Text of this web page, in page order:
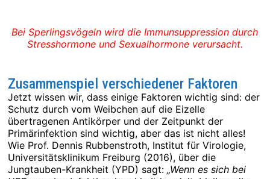
Bei Sperlingsvögeln wird die Immunsuppression durch
Stresshormone und Sexualhormone verursacht.
Zusammenspiel verschiedener Faktoren
Jetzt wissen wir, dass einige Faktoren wichtig sind: der
Schutz durch vom Weibchen auf die Eizelle
übertragenen Antikörper und der Zeitpunkt der
Primärinfektion sind wichtig, aber das ist nicht alles!
Wie Prof. Dennis Rubbenstroth, Institut für Virologie,
Universitätsklinikum Freiburg (2016), über die
Jungtauben-Krankheit (YPD) sagt: „Wenn es sich bei